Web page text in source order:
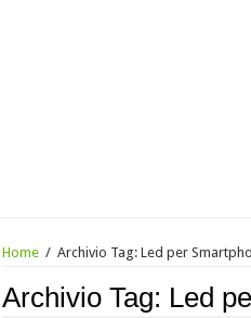
Home / Archivio Tag:Led per
Archivio Tag: Led